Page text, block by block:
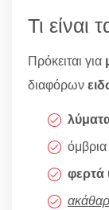
Τι είναι
Πρόκειται για
διαφόρων
φερτά